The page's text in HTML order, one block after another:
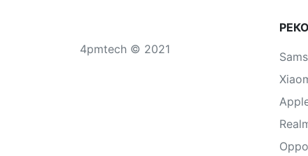
4pmtech © 2021
Oppo